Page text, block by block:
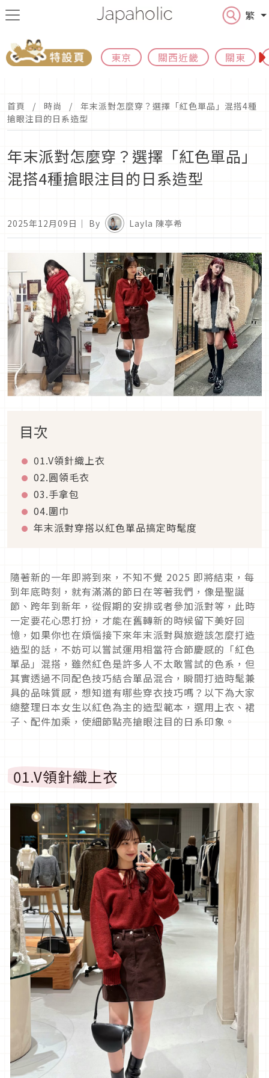
繁
東京 關西近畿 關東
首頁 時尚
年末派對怎麼穿？選擇「紅色單品」混搭4種
搶眼注目的日系造型
年末派對怎麼穿？選擇「紅色單品」
混搭4種搶眼注目的日系造型
2025年12月09日 ｜ By Layla 陳亭希
目次
01.V領針織上衣
02.圓領毛衣
03.手拿包
04.圍巾
年末派對穿搭以紅色單品搞定時髦度
隨著新的一年即將到來，不知不覺 2025 即將結束，每
到年底時刻，就有滿滿的節日在等著我們，像是聖誕
節、跨年到新年，從假期的安排或者參加派對等，此時
一定要花心思打扮，才能在舊轉新的時候留下美好回
憶，如果你也在煩惱接下來年末派對與旅遊該怎麼打造
造型的話，不妨可以嘗試運用相當符合節慶感的「紅色
單品」混搭，雖然紅色是許多人不太敢嘗試的色系，但
其實透過不同配色技巧結合單品混合，瞬間打造時髦兼
具的品味質感，想知道有哪些穿衣技巧嗎？以下為大家
總整理日本女生以紅色為主的造型範本，選用上衣、裙
子、配件加乘，使細節點亮搶眼注目的日系印象。
01.V領針織上衣